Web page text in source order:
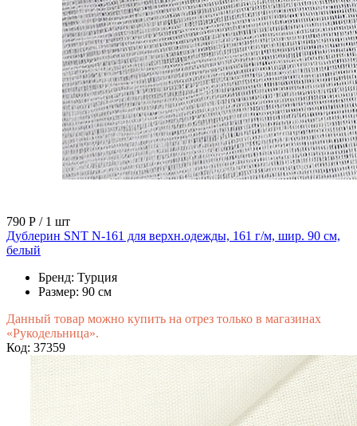
790 Р / 1 шт
Дублерин SNT N-161 для верхн.одежды, 161 г/м, шир. 90 см,
белый
Бренд: Турция
Размер: 90 см
Данный товар можно купить на отрез только в магазинах
«Рукодельница».
Код: 37359